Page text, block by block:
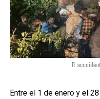
El
Entre el 1 de enero y el